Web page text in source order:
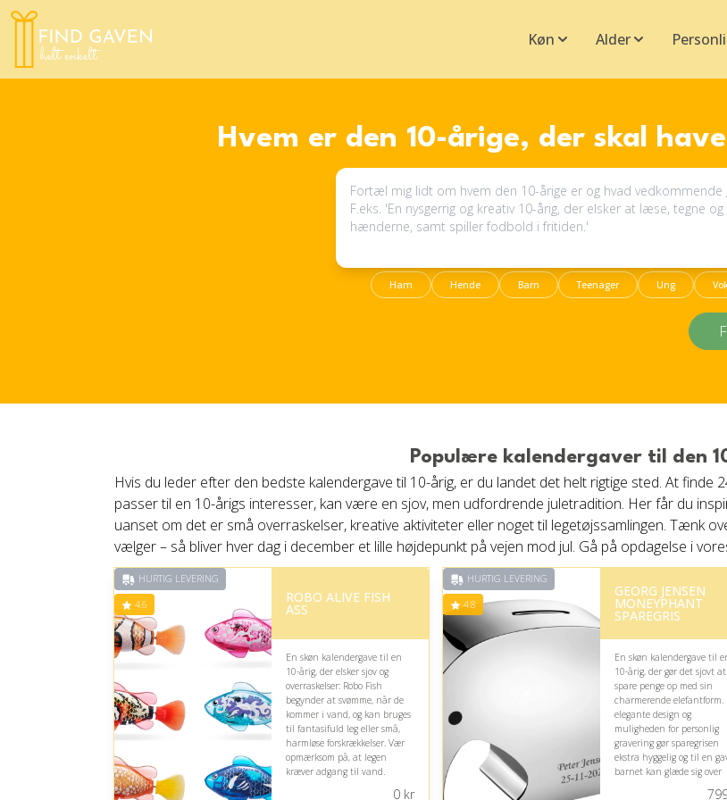
Køn Alder
Hvem er den 10-årige, der skal
Ham Hende Barn Teenager Ung
Populære kalendergaver til den
Hvis du leder efter den bedste kalendergave til 10-årig, er du landet det helt rigtige sted. At
passer til en 10-årigs interesser, kan være en sjov, men udfordrende juletradition. Her får du
uanset om det er små overraskelser, kreative aktiviteter eller noget til legetøjssamlingen. Tænk
vælger – så bliver hver dag i december et lille højdepunkt på vejen mod jul. Gå på opdagelse i
HURTIG LEVERING
4.6 ROBO ALIVE FISH
ASS
En skøn kalendergave til en
10-årig, der elsker sjov og
overraskelser: Robo Fish
begynder at svømme, når de
kommer i vand, og kan bruges
til fantasifuld leg eller små,
harmløse forskrækkelser. Vær
opmærksom på, at legen
kræver adgang til vand.
0kr
HURTIG LEVERING
4.8
GEORG JENSEN
MONEYPHANT
SPAREGRIS
En skøn kalendergave til
10-årig, der gør det sjovt at
spare penge op med sin
charmerende elefantform.
elegante design og
muligheden for personlig
gravering gør sparegrisen
ekstra hyggelig og til en
barnet kan glæde sig over